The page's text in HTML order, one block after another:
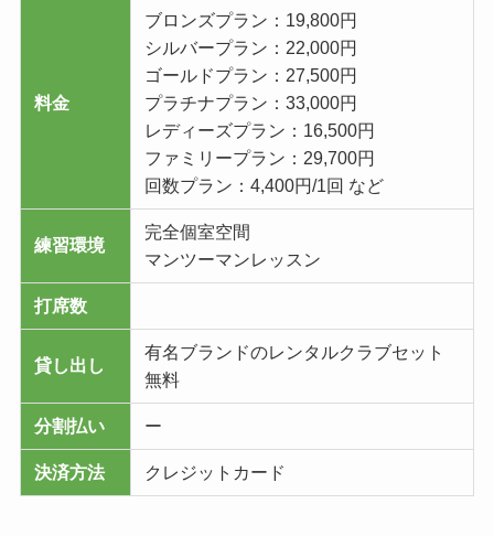
料金
ブロンズプラン：19,800円
シルバープラン：22,000円
ゴールドプラン：27,500円
プラチナプラン：33,000円
レディーズプラン：16,500円
ファミリープラン：29,700円
回数プラン：4,400円/1回 など
練習環境
完全個室空間
マンツーマンレッスン
打席数
貸し出し
有名ブランドのレンタルクラブセット
無料
分割払い ー
決済方法 クレジットカード